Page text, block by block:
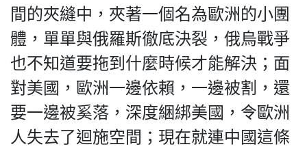
間的夾縫中，夾著一個名為歐洲的小團
體，單單與俄羅斯徹底決裂，俄烏戰爭
也不知道要拖到什麼時候才能解決；面
對美國，歐洲一邊依賴，一邊被割，還
要一邊被奚落，深度綑綁美國，令歐洲
人失去了迴施空間；現在就連中國這條